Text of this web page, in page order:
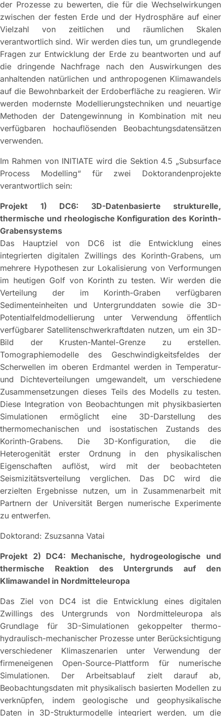
der Prozesse zu bewerten, die für die Wechselwirkungen
zwischen der festen Erde und der Hydrosphäre auf einer
Vielzahl von zeitlichen und räumlichen Skalen
verantwortlich sind. Wir werden dies tun, um grundlegende
Fragen zur Entwicklung der Erde zu beantworten und auf
die dringende Nachfrage nach den Auswirkungen des
anhaltenden natürlichen und anthropogenen Klimawandels
auf die Bewohnbarkeit der Erdoberfläche zu reagieren. Wir
werden modernste Modellierungstechniken und neuartige
Methoden der Datengewinnung in Kombination mit neu
verfügbaren hochauflösenden Beobachtungsdatensätzen
verwenden.
Im Rahmen von INITIATE wird die Sektion 4.5 „Subsurface
Process Modelling“ für zwei Doktorandenprojekte
verantwortlich sein:
Projekt 1) DC6: 3D-Datenbasierte strukturelle,
thermische und rheologische Konfiguration des Korinth-
Grabensystems
Das Hauptziel von DC6 ist die Entwicklung eines
integrierten digitalen Zwillings des Korinth-Grabens, um
mehrere Hypothesen zur Lokalisierung von Verformungen
im heutigen Golf von Korinth zu testen. Wir werden die
Verteilung der im Korinth-Graben verfügbaren
Sedimenteinheiten und Untergrunddaten sowie die 3D-
Potentialfeldmodellierung unter Verwendung öffentlich
verfügbarer Satellitenschwerkraftdaten nutzen, um ein 3D-
Bild der Krusten-Mantel-Grenze zu erstellen.
Tomographiemodelle des Geschwindigkeitsfeldes der
Scherwellen im oberen Erdmantel werden in Temperatur-
und Dichteverteilungen umgewandelt, um verschiedene
Zusammensetzungen dieses Teils des Modells zu testen.
Diese Integration von Beobachtungen mit physikbasierten
Simulationen ermöglicht eine 3D-Darstellung des
thermomechanischen und isostatischen Zustands des
Korinth-Grabens. Die 3D-Konfiguration, die die
Heterogenität erster Ordnung in den physikalischen
Eigenschaften auflöst, wird mit der beobachteten
Seismizitätsverteilung verglichen. Das DC wird die
erzielten Ergebnisse nutzen, um in Zusammenarbeit mit
Partnern der Universität Bergen numerische Experimente
zu entwerfen.
Doktorand: Zsuzsanna Vatai
Projekt 2) DC4: Mechanische, hydrogeologische und
thermische Reaktion des Untergrunds auf den
Klimawandel in Nordmitteleuropa
Das Ziel von DC4 ist die Entwicklung eines digitalen
Zwillings des Untergrunds von Nordmitteleuropa als
Grundlage für 3D-Simulationen gekoppelter thermo-
hydraulisch-mechanischer Prozesse unter Berücksichtigung
verschiedener Klimaszenarien unter Verwendung der
firmeneigenen Open-Source-Plattform für numerische
Simulationen. Der Arbeitsablauf zielt darauf ab,
Beobachtungsdaten mit physikalisch basierten Modellen zu
verknüpfen, indem geologische und geophysikalische
Daten in 3D-Strukturmodelle integriert werden, um die